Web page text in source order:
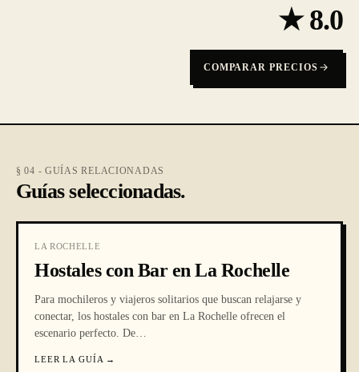
★8.0
COMPARAR PRECIOS
§ 04 - GUÍAS RELACIONADAS
Guías seleccionadas.
LA ROCHELLE
Hostales con Bar en La Rochelle
Para mochileros y viajeros solitarios que buscan relajarse y
conectar, los hostales con bar en La Rochelle ofrecen el
escenario perfecto. De…
LEER LA GUÍA →